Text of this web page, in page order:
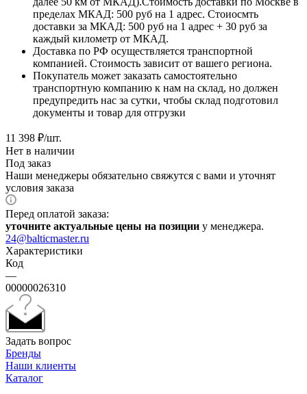
пределах МКАД: 500 руб на 1 адрес. Стоиосмть
доставки за МКАД: 500 руб на 1 адрес + 30 руб за
каждый километр от МКАД.
Доставка по РФ осуществляется транспортной
компанией. Стоимость зависит от вашего региона.
Покупатель может заказать самостоятельно
транспортную компанию к нам на склад, но должен
предупредить нас за сутки, чтобы склад подготовил
документы и товар для отгрузки
11 398 ₽/шт.
Нет в наличии
Под заказ
Наши менеджеры обязательно свяжутся с вами и уточнят
условия заказа
Перед оплатой заказа:
уточните актуальные цены на позиции у менеджера.
24@balticmaster.ru
Характеристики
Код
—
00000026310
Задать вопрос
Бренды
Наши клиенты
Каталог